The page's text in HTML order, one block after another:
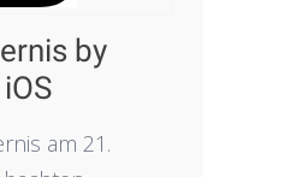
by
am 21.